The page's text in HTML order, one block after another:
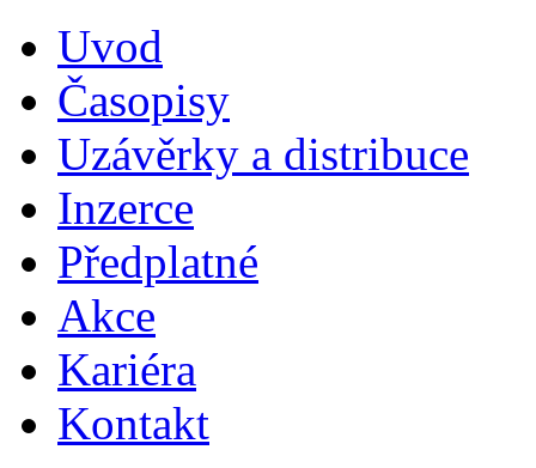
Uvod
Časopisy
Uzávěrky a distribuce
Inzerce
Předplatné
Akce
Kariéra
Kontakt